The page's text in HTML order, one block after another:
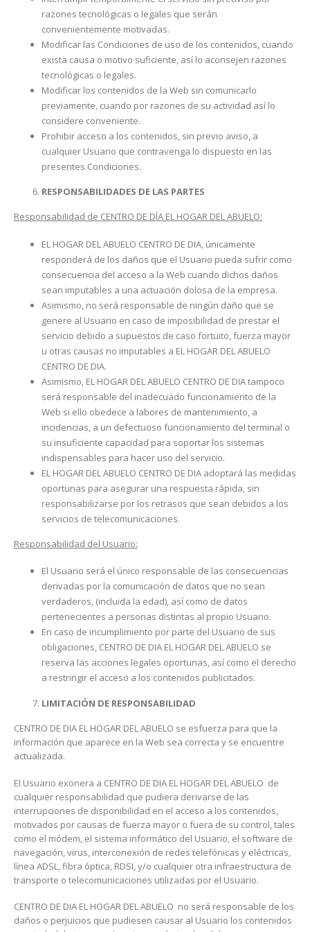
razones tecnológicas o legales que serán
convenientemente motivadas.
Modificar las Condiciones de uso de los contenidos, cuando
exista causa o motivo suficiente, así lo aconsejen razones
tecnológicas o legales.
Modificar los contenidos de la Web sin comunicarlo
previamente, cuando por razones de su actividad así lo
considere conveniente.
Prohibir acceso a los contenidos, sin previo aviso, a
cualquier Usuario que contravenga lo dispuesto en las
presentes Condiciones.
RESPONSABILIDADES DE LAS PARTES
Responsabilidad de CENTRO DE DÍA EL HOGAR DEL ABUELO:
EL HOGAR DEL ABUELO CENTRO DE DIA, únicamente
responderá de los daños que el Usuario pueda sufrir como
consecuencia del acceso a la Web cuando dichos daños
sean imputables a una actuación dolosa de la empresa.
Asimismo, no será responsable de ningún daño que se
genere al Usuario en caso de imposibilidad de prestar el
servicio debido a supuestos de caso fortuito, fuerza mayor
u otras causas no imputables a EL HOGAR DEL ABUELO
CENTRO DE DIA.
Asimismo, EL HOGAR DEL ABUELO CENTRO DE DIA tampoco
será responsable del inadecuado funcionamiento de la
Web si ello obedece a labores de mantenimiento, a
incidencias, a un defectuoso funcionamiento del terminal o
su insuficiente capacidad para soportar los sistemas
indispensables para hacer uso del servicio.
EL HOGAR DEL ABUELO CENTRO DE DIA adoptará las medidas
oportunas para asegurar una respuesta rápida, sin
responsabilizarse por los retrasos que sean debidos a los
servicios de telecomunicaciones.
Responsabilidad del Usuario:
El Usuario será el único responsable de las consecuencias
derivadas por la comunicación de datos que no sean
verdaderos, (incluida la edad), así como de datos
pertenecientes a personas distintas al propio Usuario.
En caso de incumplimiento por parte del Usuario de sus
obligaciones, CENTRO DE DIA EL HOGAR DEL ABUELO se
reserva las acciones legales oportunas, así como el derecho
a restringir el acceso a los contenidos publicitados.
LIMITACIÓN DE RESPONSABILIDAD
CENTRO DE DIA EL HOGAR DEL ABUELO se esfuerza para que la
información que aparece en la Web sea correcta y se encuentre
actualizada.
El Usuario exonera a CENTRO DE DIA EL HOGAR DEL ABUELO de
cualquier responsabilidad que pudiera derivarse de las
interrupciones de disponibilidad en el acceso a los contenidos,
motivados por causas de fuerza mayor o fuera de su control, tales
como el módem, el sistema informático del Usuario, el software de
navegación, virus, interconexión de redes telefónicas y eléctricas,
línea ADSL, fibra óptica, RDSI, y/o cualquier otra infraestructura de
transporte o telecomunicaciones utilizadas por el Usuario.
CENTRO DE DIA EL HOGAR DEL ABUELO no será responsable de los
daños o perjuicios que pudiesen causar al Usuario los contenidos